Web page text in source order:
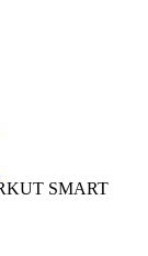
SMART